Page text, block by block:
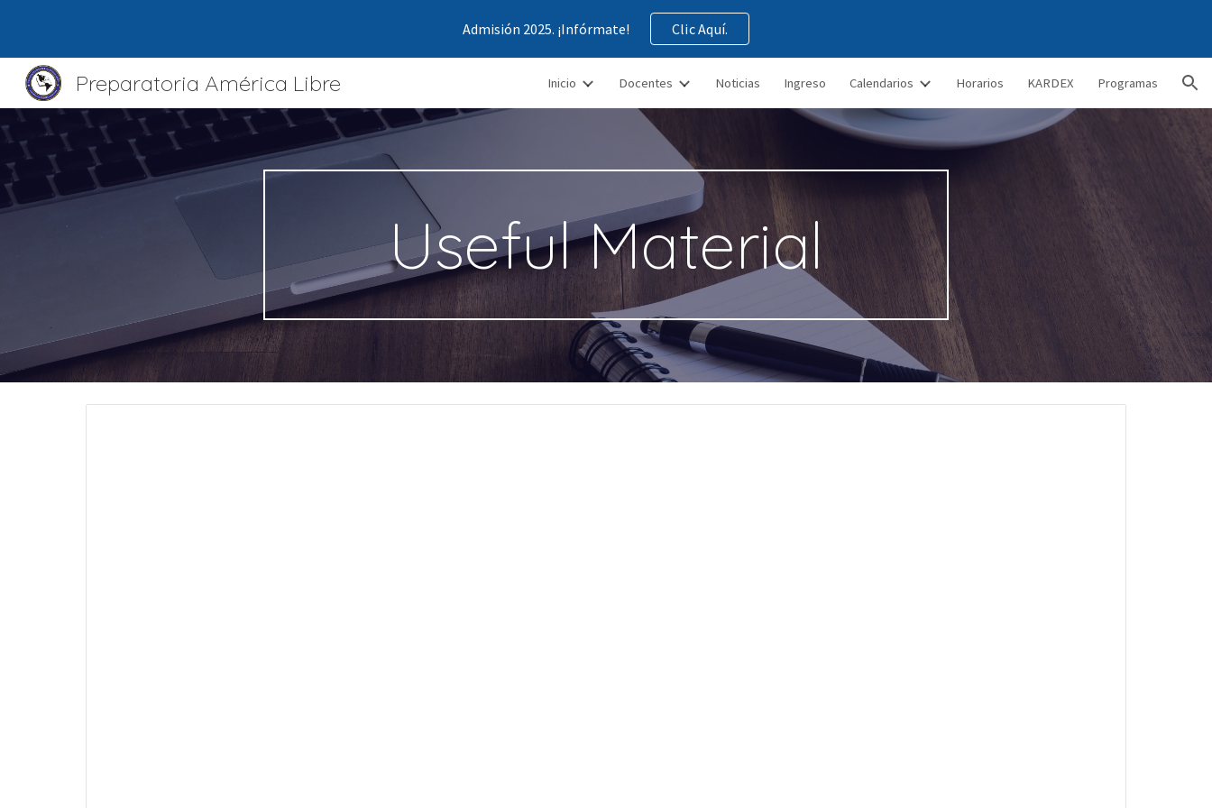
Skip to main content Skip to navigation
Admisión 2025. ¡Infórmate! Clic Aquí.
Preparatoria América Libre Inicio Docentes Noticias Ingreso Calendarios Horarios KARDEX Programas
Useful Material